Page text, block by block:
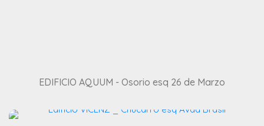
EDIFICIO AQUUM - Osorio esq 26 de Marzo